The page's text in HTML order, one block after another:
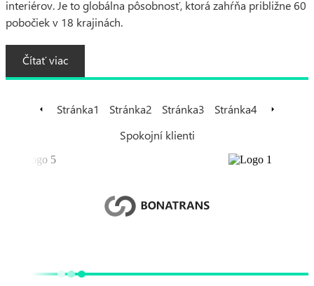
interiérov. Je to globálna pôsobnosť, ktorá zahŕňa približne 60
pobočiek v 18 krajinách.
Čítať viac
Stránka1 Stránka2 Stránka3 Stránka4
Spokojní klienti